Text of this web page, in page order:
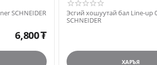
Эсгий хошуутай бал Fine-liner SCHNEIDER
6,800₮
Эсгий хошуутай бал Line-up
SCHNEIDER
ХАРЪЯ